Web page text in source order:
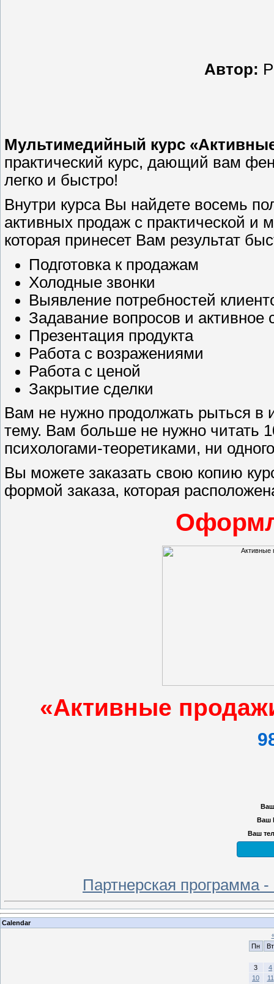
Автор:
Мультимедийный курс
практический курс, дающий вам
легко и быстро!
Внутри курса Вы найдете восемь
активных продаж с практической
которая принесет Вам результат
Подготовка к продажам
Холодные звонки
Выявление потребностей
Задавание вопросов и активное
Презентация продукта
Работа с возражениями
Работа с ценой
Закрытие сделки
Вам не нужно продолжать рыться в
тему. Вам больше не нужно читать
психологами-теоретиками, ни
Вы можете заказать свою копию
формой заказа, которая
«Активные
Ваш
Ваш
Партнерская программа
Calendar
Пн
Вт
3
4
10
11